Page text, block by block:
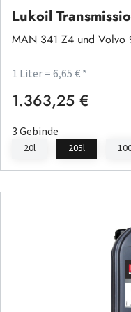
Lukoil
MAN 341 Z4 und Volvo
1 Liter = 6,65 € *
Regulärer Preis:
1.363,25 €
3 Gebinde
20l 205l